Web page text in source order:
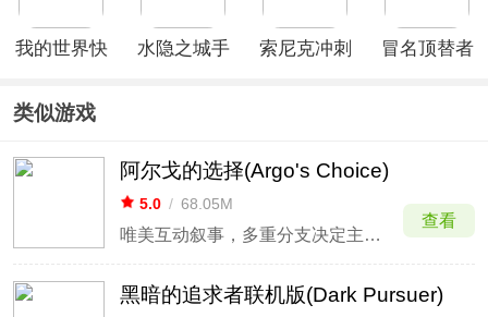
我的世界快
水隐之城手
索尼克冲刺
冒名顶替者
类似游戏
阿尔戈的选择(Argo's Choice)
5.0 / 68.05M
唯美互动叙事，多重分支决定主角结局。
查看
黑暗的追求者联机版(Dark Pursuer)